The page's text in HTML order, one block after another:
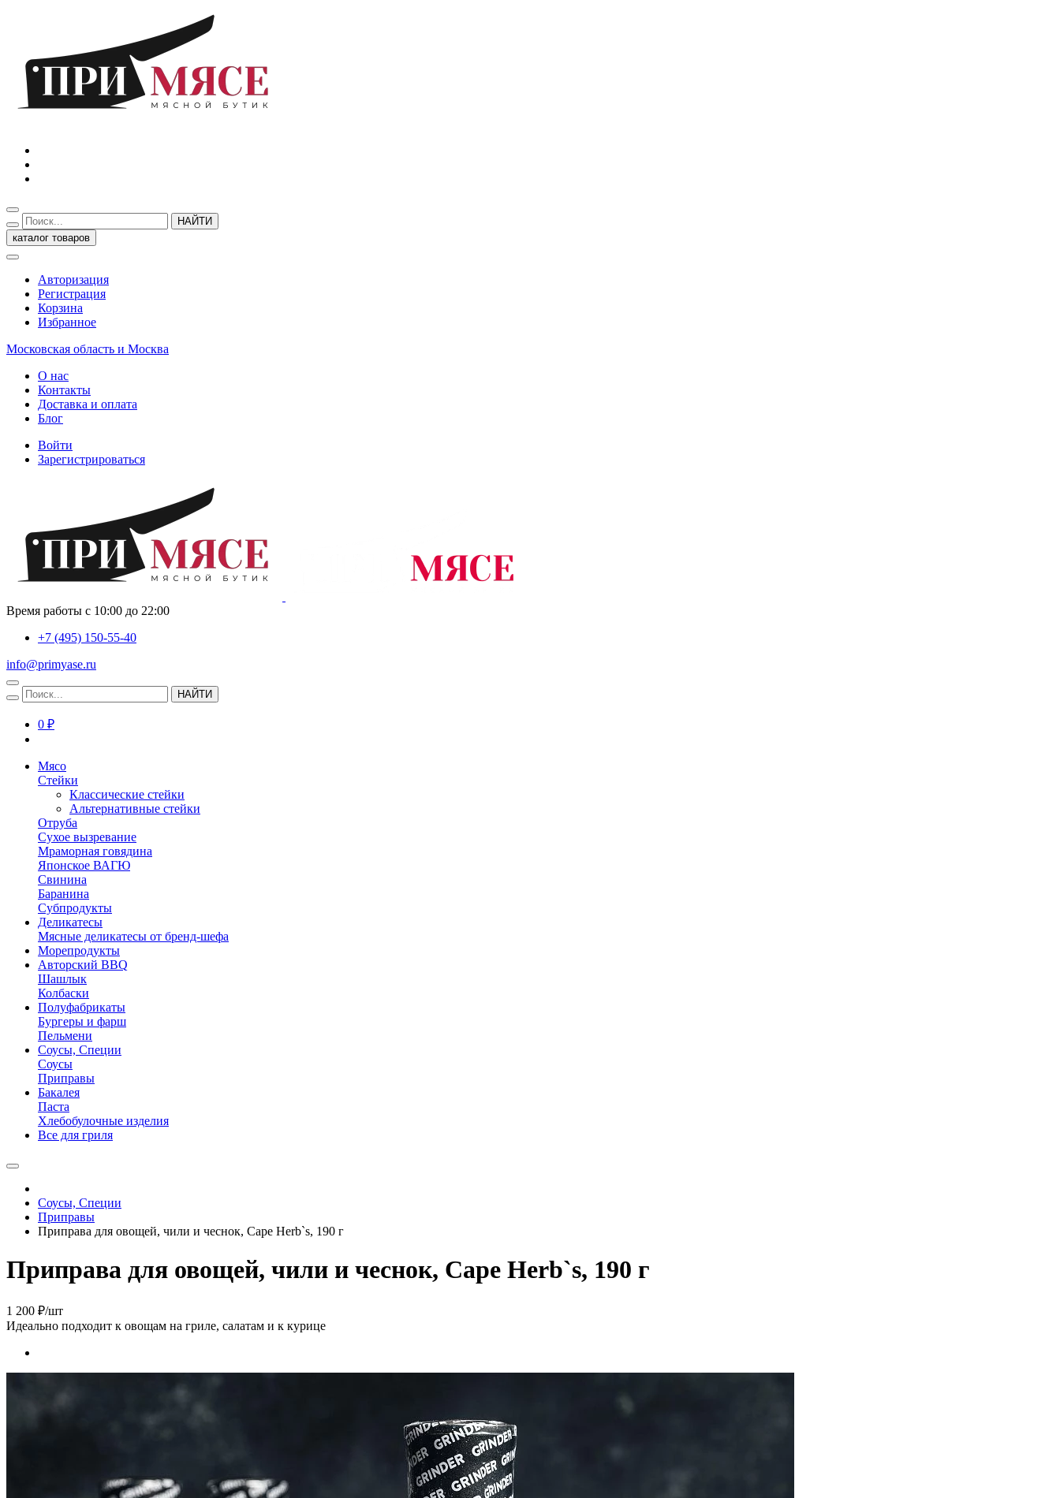
НАЙТИ
каталог товаров
Авторизация
Регистрация
Корзина
Избранное
Московская область и Москва
О нас
Контакты
Доставка и оплата
Блог
Войти
Зарегистрироваться
Время работы с 10:00 до 22:00
+7 (495) 150-55-40
info@primyase.ru
НАЙТИ
0 ₽
Мясо
Стейки
Классические стейки
Альтернативные стейки
Отруба
Сухое вызревание
Мраморная говядина
Японское ВАГЮ
Свинина
Баранина
Субпродукты
Деликатесы
Мясные деликатесы от бренд-шефа
Морепродукты
Авторский BBQ
Шашлык
Колбаски
Полуфабрикаты
Бургеры и фарш
Пельмени
Соусы, Специи
Соусы
Приправы
Бакалея
Паста
Хлебобулочные изделия
Все для гриля
Соусы, Специи
Приправы
Приправа для овощей, чили и чеснок, Cape Herb`s, 190 г
Приправа для овощей, чили и чеснок, Cape Herb`s, 190 г
1 200 ₽/шт
Идеально подходит к овощам на гриле, салатам и к курице